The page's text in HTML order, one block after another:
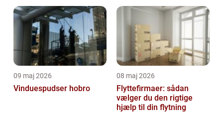
09 maj 2026
Vinduespudser hobro
08 maj 2026
Flyttefirmaer: sådan
vælger du den rigtige
hjælp til din flytning